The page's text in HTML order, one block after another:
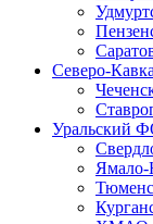
Северо-
Уральский
Ямало-